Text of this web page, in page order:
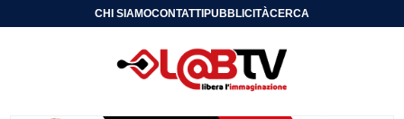
CHI SIAMOCONTATTIPUBBLICITÀCERCA